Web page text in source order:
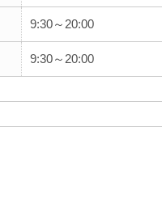
9:30～20:00
9:30～20:00